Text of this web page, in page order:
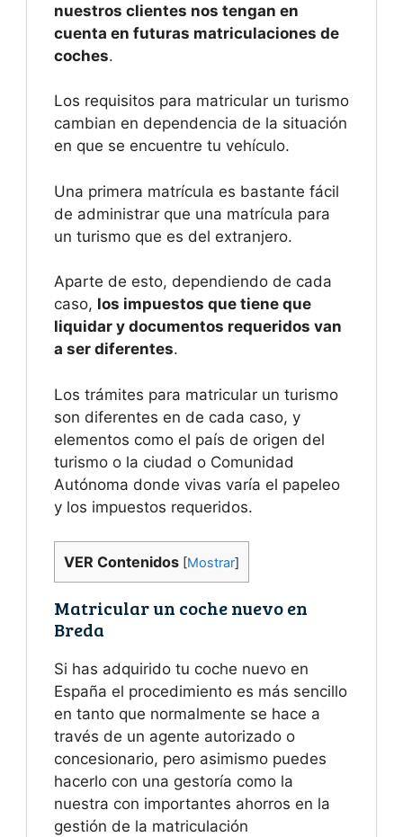
nuestros clientes nos tengan en
cuenta en futuras matriculaciones de
coches.
Los requisitos para matricular un turismo
cambian en dependencia de la situación
en que se encuentre tu vehículo.
Una primera matrícula es bastante fácil
de administrar que una matrícula para
un turismo que es del extranjero.
Aparte de esto, dependiendo de cada
caso, los impuestos que tiene que
liquidar y documentos requeridos van
a ser diferentes.
Los trámites para matricular un turismo
son diferentes en de cada caso, y
elementos como el país de origen del
turismo o la ciudad o Comunidad
Autónoma donde vivas varía el papeleo
y los impuestos requeridos.
VER Contenidos [Mostrar]
Matricular un coche nuevo en
Breda
Si has adquirido tu coche nuevo en
España el procedimiento es más sencillo
en tanto que normalmente se hace a
través de un agente autorizado o
concesionario, pero asimismo puedes
hacerlo con una gestoría como la
nuestra con importantes ahorros en la
gestión de la matriculación